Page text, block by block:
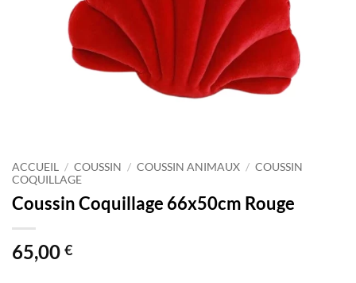
ACCUEIL / COUSSIN / COUSSIN ANIMAUX / COUSSIN
COQUILLAGE
Coussin Coquillage 66x50cm Rouge
65,00 €